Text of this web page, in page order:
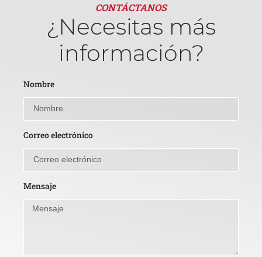
¿Necesitas más
información?
CONTÁCTANOS
Nombre
Correo electrónico
Mensaje